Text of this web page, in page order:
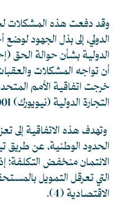
وقد دفعت هذه المشكلات
الدولي، إلى بذل الجهود
الدولية بشأن حوالة الحق
أن تواجه المشكلات
خرجت اتفاقية الأمم
التجارة الدولية (نيويورك) 2001
وتهدف هذه الاتفاقية إلى
الحدود الوطنية،عن طريق
الائتمان منخفض التكلفة؛
التي تعرقل التمويل
الاقتصادية(4)
.